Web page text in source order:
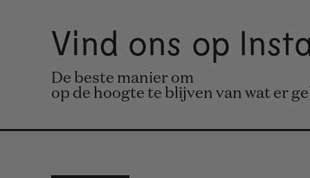
Vind ons op
De beste manier om
op de hoogte te blijven van wat er